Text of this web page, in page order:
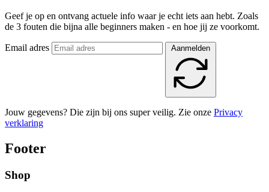
Geef je op en ontvang actuele info waar je echt iets aan hebt. Zoals
de 3 fouten die bijna alle beginners maken - en hoe jij ze voorkomt.
Email adres Aanmelden
Jouw gegevens? Die zijn bij ons super veilig. Zie onze Privacy
verklaring
Footer
Shop